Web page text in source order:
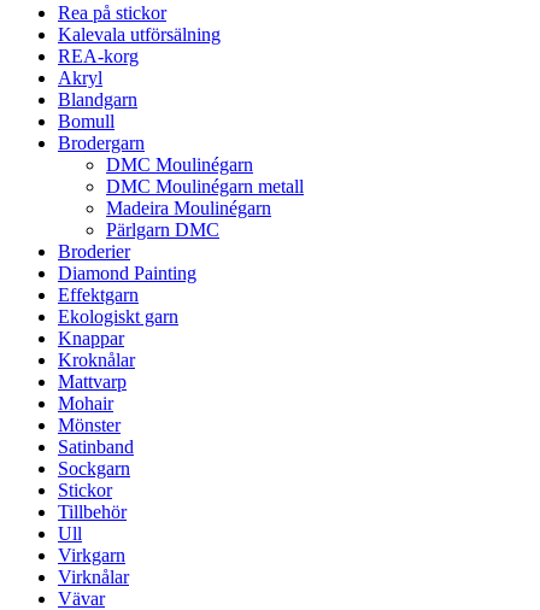
Rea på stickor
Kalevala utförsälning
REA-korg
Akryl
Blandgarn
Bomull
Brodergarn
DMC Moulinégarn
DMC Moulinégarn metall
Madeira Moulinégarn
Pärlgarn DMC
Broderier
Diamond Painting
Effektgarn
Ekologiskt garn
Knappar
Kroknålar
Mattvarp
Mohair
Mönster
Satinband
Sockgarn
Stickor
Tillbehör
Ull
Virkgarn
Virknålar
Vävar